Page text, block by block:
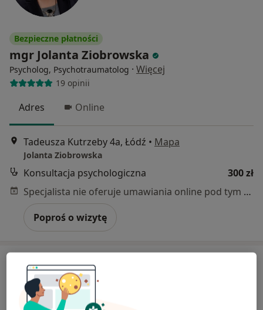
Bezpieczne płatności
mgr Jolanta Ziobrowska
Psycholog, Psychotraumatolog · Więcej
19 opinii
Adres Online
Tadeusza Kutrzeby 4a, Łódź • Mapa
Jolanta Ziobrowska
Konsultacja psychologiczna
300 zł
Specjalista nie oferuje umawiania online pod tym adresem.
Poproś o wizytę